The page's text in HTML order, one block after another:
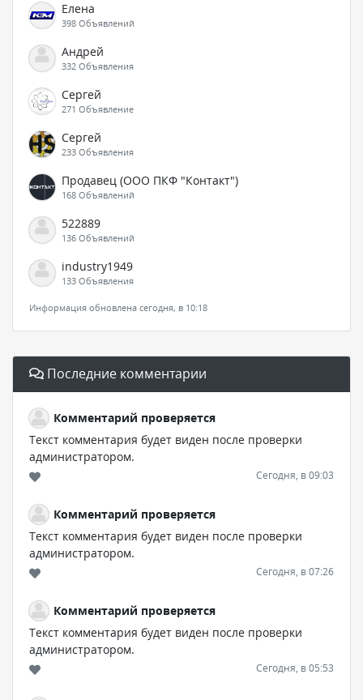
Елена
398 Объявлений
Андрей
332 Объявления
Сергей
271 Объявление
Сергей
233 Объявления
Продавец (ООО ПКФ "Контакт")
168 Объявлений
522889
136 Объявлений
industry1949
133 Объявления
Информация обновлена сегодня, в 10:18
Последние комментарии
Комментарий проверяется
Текст комментария будет виден после проверки
администратором.
Сегодня, в 09:03
Комментарий проверяется
Текст комментария будет виден после проверки
администратором.
Сегодня, в 07:26
Комментарий проверяется
Текст комментария будет виден после проверки
администратором.
Сегодня, в 05:53